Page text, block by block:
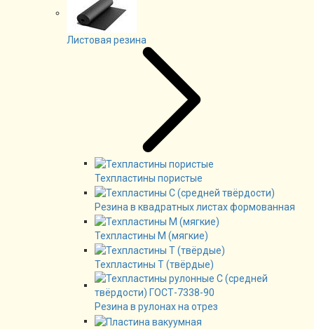
Листовая резина
Техпластины пористые
Резина в квадратных листах формованная
Техпластины М (мягкие)
Техпластины Т (твёрдые)
Резина в рулонах на отрез